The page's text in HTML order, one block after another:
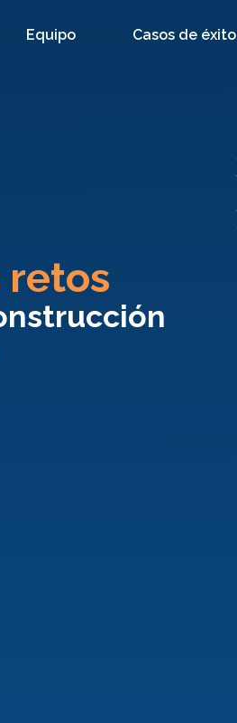
Equipo Casos de éxito
retos